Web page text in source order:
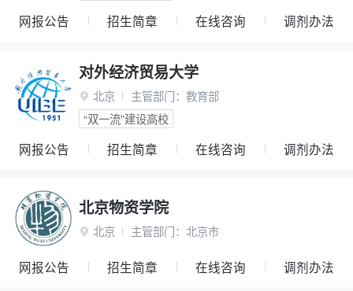
网报公告 招生简章 在线咨询 调剂办法
对外经济贸易大学
 北京 主管部门： 教育部
“双一流”建设高校
网报公告 招生简章 在线咨询 调剂办法
北京物资学院
 北京 主管部门： 北京市
网报公告 招生简章 在线咨询 调剂办法